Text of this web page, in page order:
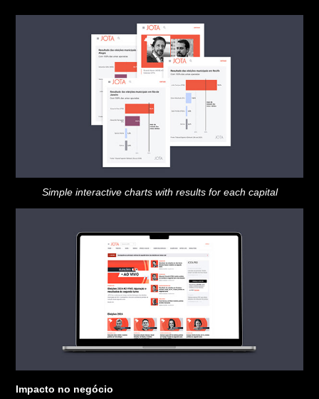
Simple interactive charts with results for each capital
Impacto no negócio